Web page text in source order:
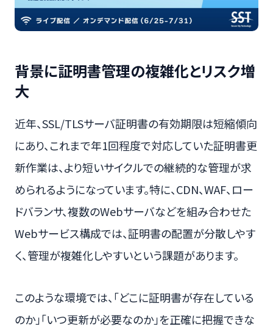
背景に証明書管理の複雑化とリスク増
大
近年、SSL/TLSサーバ証明書の有効期限は短縮傾向
にあり、これまで年1回程度で対応していた証明書更
新作業は、より短いサイクルでの継続的な管理が求
められるようになっています。特に、CDN、WAF、ロー
ドバランサ、複数のWebサーバなどを組み合わせた
Webサービス構成では、証明書の配置が分散しやす
く、管理が複雑化しやすいという課題があります。
このような環境では、「どこに証明書が存在している
のか」「いつ更新が必要なのか」を正確に把握できな